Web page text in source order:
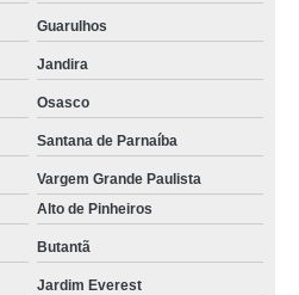
Guarulhos
Jandira
Osasco
Santana de Parnaíba
Vargem Grande Paulista
Alto de Pinheiros
Butantã
Jardim Everest